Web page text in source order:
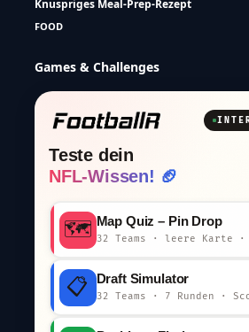
Knuspriges Meal-Prep-Rezept
FOOD
Games & Challenges
Teste dein
NFL-Wissen! 🏈
🗺️ Map Quiz – Pin Drop
📋 Draft Simulator